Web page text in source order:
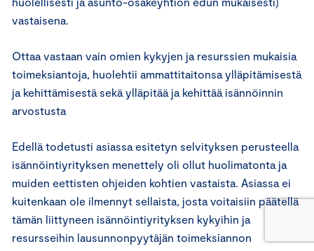
vastaisena.
Ottaa vastaan vain omien kykyjen ja resurssien mukaisia
toimeksiantoja, huolehtii ammattitaitonsa ylläpitämisestä
ja kehittämisestä sekä ylläpitää ja kehittää isännöinnin
arvostusta
Edellä todetusti asiassa esitetyn selvityksen perusteella
isännöintiyrityksen menettely oli ollut huolimatonta ja
muiden eettisten ohjeiden kohtien vastaista. Asiassa ei
kuitenkaan ole ilmennyt sellaista, josta voitaisiin päätellä
tämän liittyneen isännöintiyrityksen kykyihin ja
resursseihin lausunnonpyytäjän toimeksiannon